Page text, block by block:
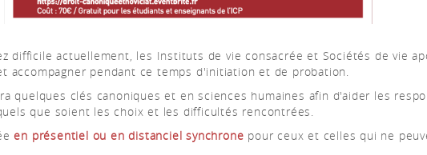
difficile actuellement, les Instituts de vie consacrée et Sociétés de vie
accompagner pendant ce temps d'initiation et de probation.
quelques clés canoniques et en sciences humaines afin d'aider les
que soient les choix et les difficultés rencontrées.
en présentiel ou en distanciel synchrone pour ceux et celles qui ne